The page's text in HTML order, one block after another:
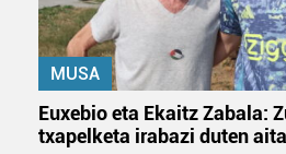
irakurri
MUSA
Euxebio eta Ekaitz Zabala:
txapelketa irabazi duten